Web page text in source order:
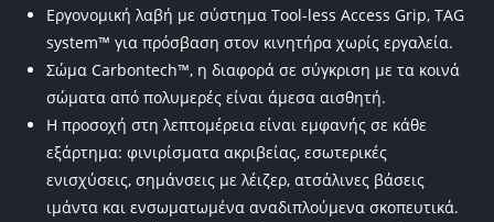
Εργονομική λαβή με σύστημα Tool-less Access Grip, TAG
system™ για πρόσβαση στον κινητήρα χωρίς εργαλεία.
Σώμα Carbontech™, η διαφορά σε σύγκριση με τα κοινά
σώματα από πολυμερές είναι άμεσα αισθητή.
Η προσοχή στη λεπτομέρεια είναι εμφανής σε κάθε
εξάρτημα: φινιρίσματα ακριβείας, εσωτερικές
ενισχύσεις, σημάνσεις με λέιζερ, ατσάλινες βάσεις
ιμάντα και ενσωματωμένα αναδιπλούμενα σκοπευτικά.